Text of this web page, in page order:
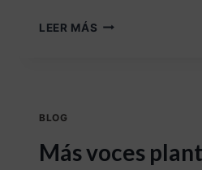
LEER MÁS
BLOG
Más voces